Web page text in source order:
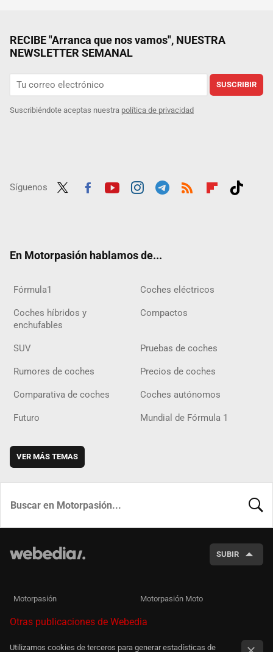
RECIBE "Arranca que nos vamos", NUESTRA
NEWSLETTER SEMANAL
SUSCRIBIR
Suscribiéndote aceptas nuestra política de privacidad
Síguenos
En Motorpasión hablamos de...
Fórmula1 Coches eléctricos
Coches híbridos y
enchufables
Compactos
SUV Pruebas de coches
Rumores de coches Precios de coches
Comparativa de coches Coches autónomos
Futuro Mundial de Fórmula 1
VER MÁS TEMAS
SUBIR
Motorpasión Motorpasión Moto
Otras publicaciones de Webedia
Utilizamos cookies de terceros para generar estadísticas de